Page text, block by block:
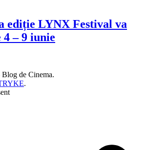
ediție LYNX Festival va
– 9 iunie
de Cinema.
.